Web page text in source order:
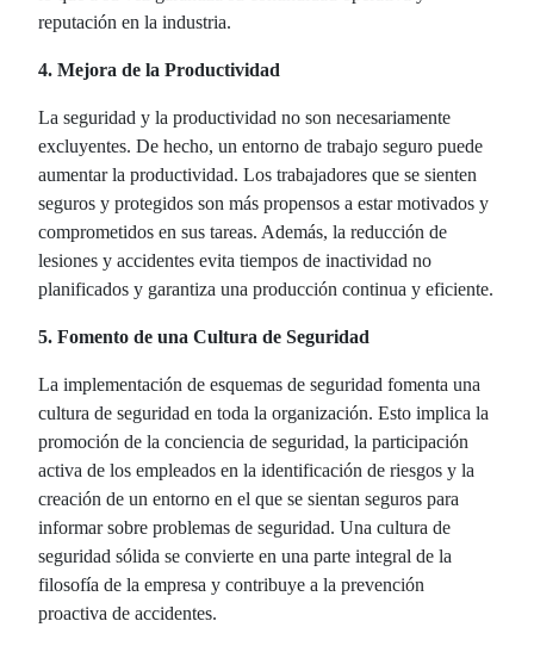
reputación en la industria.
4. Mejora de la Productividad
La seguridad y la productividad no son necesariamente
excluyentes. De hecho, un entorno de trabajo seguro puede
aumentar la productividad. Los trabajadores que se sienten
seguros y protegidos son más propensos a estar motivados y
comprometidos en sus tareas. Además, la reducción de
lesiones y accidentes evita tiempos de inactividad no
planificados y garantiza una producción continua y eficiente.
5. Fomento de una Cultura de Seguridad
La implementación de esquemas de seguridad fomenta una
cultura de seguridad en toda la organización. Esto implica la
promoción de la conciencia de seguridad, la participación
activa de los empleados en la identificación de riesgos y la
creación de un entorno en el que se sientan seguros para
informar sobre problemas de seguridad. Una cultura de
seguridad sólida se convierte en una parte integral de la
filosofía de la empresa y contribuye a la prevención
proactiva de accidentes.